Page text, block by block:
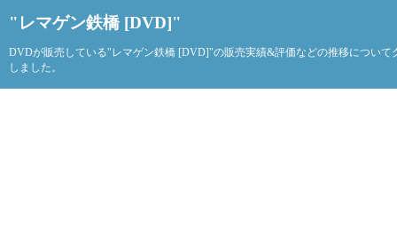
"レマゲン鉄橋 [DVD]"
DVDが販売している"レマゲン鉄橋 [DVD]"の販売実績&評価などの推移について
しました。